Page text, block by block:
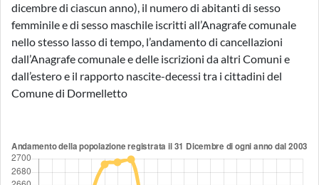
dicembre di ciascun anno), il numero di abitanti di sesso
femminile e di sesso maschile iscritti all’Anagrafe comunale
nello stesso lasso di tempo, l’andamento di cancellazioni
dall’Anagrafe comunale e delle iscrizioni da altri Comuni e
dall’estero e il rapporto nascite-decessi tra i cittadini del
Comune di Dormelletto